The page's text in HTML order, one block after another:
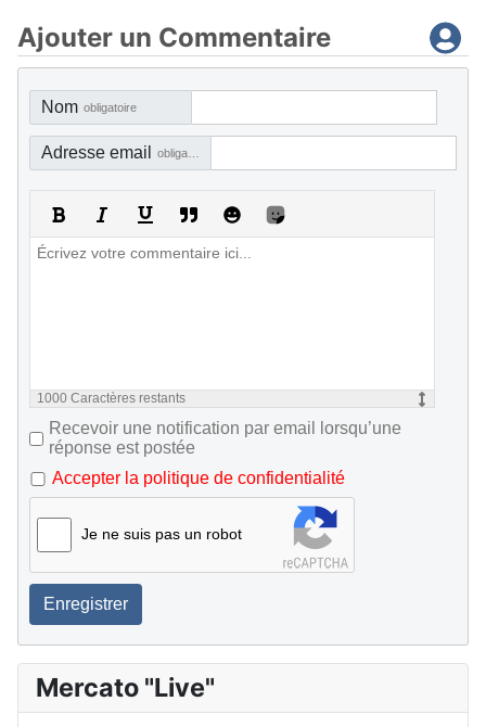
Ajouter un Commentaire
Nom obligatoire
Adresse email
1000 Caractères restants
Recevoir une notification par email lorsqu’une
réponse est postée
Accepter la politique de confidentialité
Je ne suis pas un robot
Enregistrer
Mercato "Live"